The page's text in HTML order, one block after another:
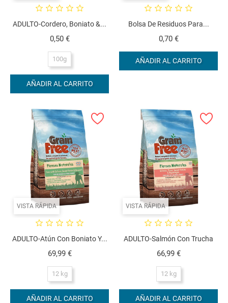
ADULTO-Cordero, Boniato &...
0,50 €Precio
100g
AÑADIR AL CARRITO
Bolsa De Residuos Para...
0,70 €Precio
AÑADIR AL CARRITO
VISTA RÁPIDA
ADULTO-Atún Con Boniato Y...
69,99 €Precio
12 kg
AÑADIR AL CARRITO
VISTA RÁPIDA
ADULTO-Salmón Con Trucha
66,99 €Precio
12 kg
AÑADIR AL CARRITO